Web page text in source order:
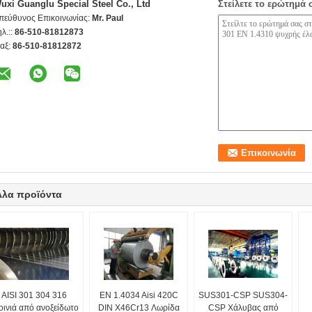
Guanglu Special Steel Co., Ltd
Επικοινωνίας: Mr. Paul
86-510-81812873
86-510-81812872
Στείλετε το ερώτημά
προϊόντα
AISI 301 304 316
από ανοξείδωτο
EN 1.4034 Aisi 420C
DIN X46Cr13 Λωρίδα
SUS301-CSP SUS304-
CSP Χάλυβας από